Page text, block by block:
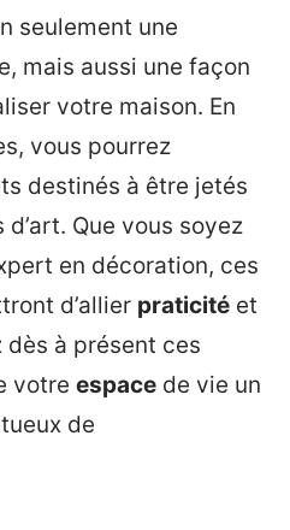
seulement une
mais aussi une façon
votre maison. En
vous pourrez
destinés à être jetés
Que vous soyez
en décoration, ces
d’allier praticité et
dès à présent ces
votre espace de vie un
de